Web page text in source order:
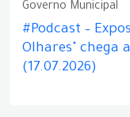
Governo Municipal
#Podcast –
Olhares" chega
(17.07.2026)